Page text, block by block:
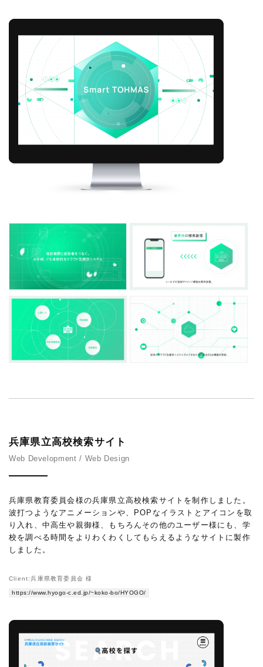
兵庫県立高校検索サイト
Web Development / Web Design
兵庫県教育委員会様の兵庫県立高校検索サイトを制作しました。
波打つようなアニメーションや、POPなイラストとアイコンを取
り入れ、中高生や親御様、もちろんその他のユーザー様にも、学
校を調べる時間をよりわくわくしてもらえるようなサイトに製作
しました。
Client:兵庫県教育委員会 様
https://www.hyogo-c.ed.jp/~koko-bo/HYOGO/